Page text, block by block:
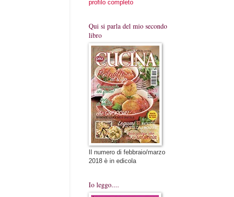
profilo completo
Qui si parla del mio secondo
libro
Il numero di febbraio/marzo
2018 è in edicola
Io leggo....